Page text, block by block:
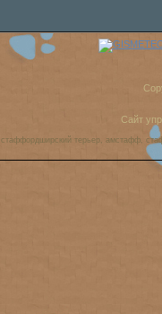
Сайт
стаффордширский терьер, амстафф,